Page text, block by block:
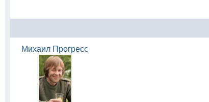
Михаил Прогресс